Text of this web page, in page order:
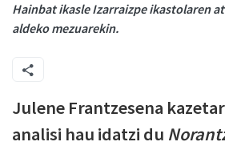
Hainbat ikasle Izarraizpe ikastolaren
aldeko mezuarekin.
Julene Frantzesena
analisi hau idatzi du